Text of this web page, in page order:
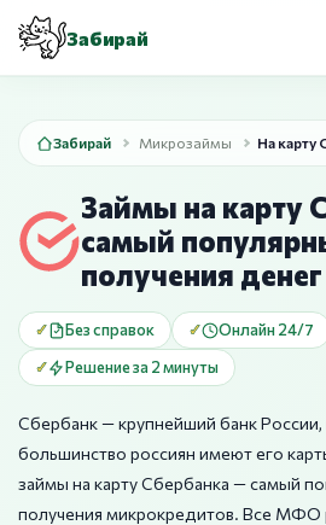
Забирай
Забирай Микрозаймы На карту
Займы на карту
самый
получения денег
Без справок
Онлайн 24/7
Решение за 2 минуты
Сбербанк — крупнейший банк
большинство россиян имеют его
займы на карту Сбербанка — самый
получения микрокредитов. Все МФО